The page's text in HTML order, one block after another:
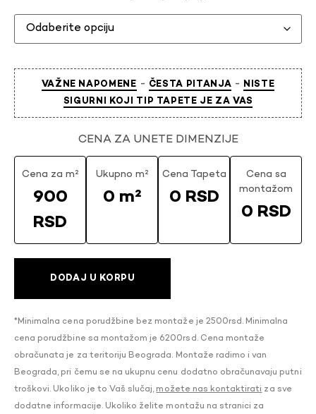
VAŽNE NAPOMENE - ČESTA PITANJA - NISTE
SIGURNI KOJI TIP TAPETE JE ZA VAS
CENA ZA UNETE DIMENZIJE
Cena za m²
900
RSD
Ukupno m²
0 m²
Cena Tapeta
0 RSD
Cena sa
montažom
0 RSD
DODAJ U KORPU
*Minimalna cena porudžbine bez montaže je 2500rsd. Minimalna
cena porudžbine sa montažom je 6200rsd. Cena montaže
obračunata je za teritoriju Beograda. Montaže radimo i van
Beograda, pri čemu se na ukupnu cenu dodatno obračunavaju putni
troškovi. Ukoliko je to Vaš slučaj, možete nas kontaktirati za sve
dodatne informacije. Ukoliko želite montažu na stranici za